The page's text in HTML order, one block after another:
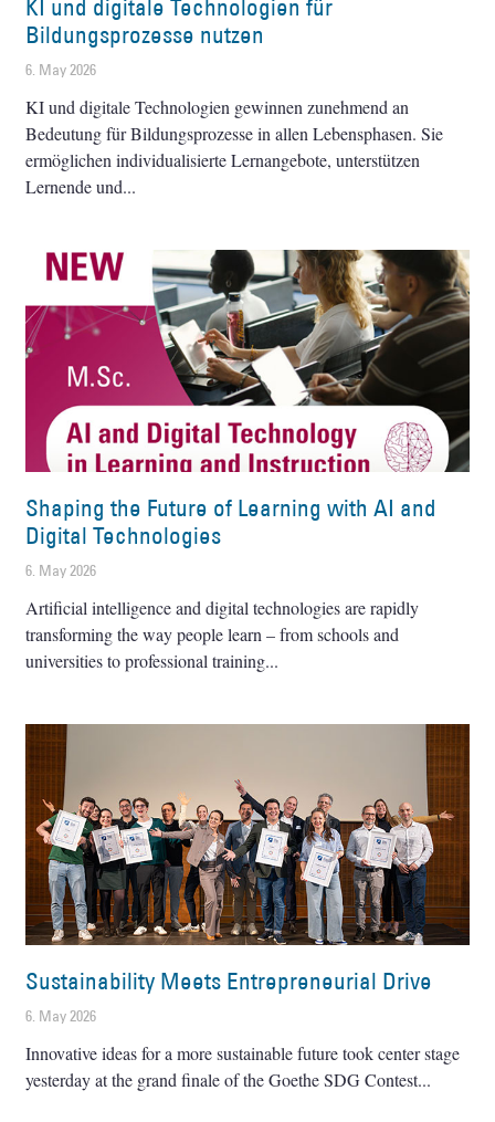
KI und digitale Technologien für
Bildungsprozesse nutzen
6. May 2026
KI und digitale Technologien gewinnen zunehmend an
Bedeutung für Bildungsprozesse in allen Lebensphasen. Sie
ermöglichen individualisierte Lernangebote, unterstützen
Lernende und
Shaping the Future of Learning with AI and
Digital Technologies
6. May 2026
Artificial intelligence and digital technologies are rapidly
transforming the way people learn – from schools and
universities to professional training
Sustainability Meets Entrepreneurial Drive
6. May 2026
Innovative ideas for a more sustainable future took center stage
yesterday at the grand finale of the Goethe SDG Contest